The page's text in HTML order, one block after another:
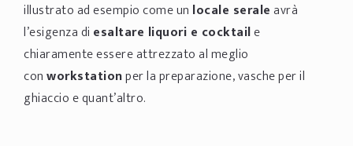
illustrato ad esempio come un locale seraleavrà
l’esigenza di esaltare liquori e cocktaile
chiaramente essere attrezzato al meglio
conworkstationper la preparazione, vasche per il
ghiaccio e quant’altro.